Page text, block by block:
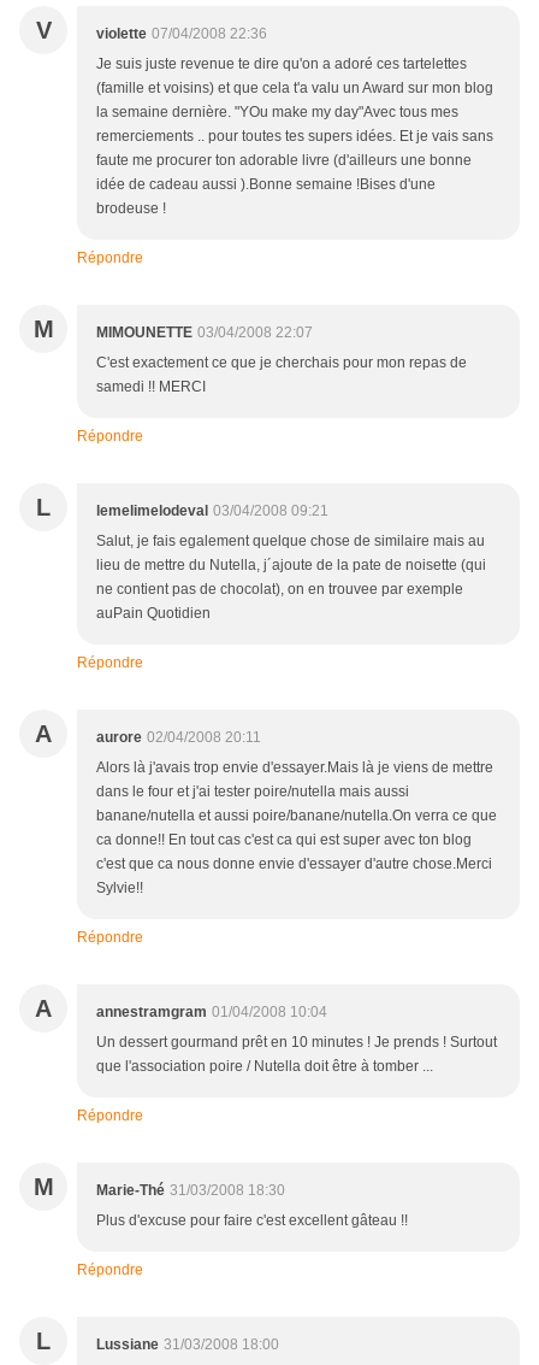
V violette 07/04/2008 22:36
Je suis juste revenue te dire qu'on a adoré ces tartelettes
(famille et voisins) et que cela t'a valu un Award sur mon blog
la semaine dernière. "YOu make my day"Avec tous mes
remerciements .. pour toutes tes supers idées. Et je vais sans
faute me procurer ton adorable livre (d'ailleurs une bonne
idée de cadeau aussi ).Bonne semaine !Bises d'une
brodeuse !
Répondre
M MIMOUNETTE 03/04/2008 22:07
C'est exactement ce que je cherchais pour mon repas de
samedi !! MERCI
Répondre
L lemelimelodeval 03/04/2008 09:21
Salut, je fais egalement quelque chose de similaire mais au
lieu de mettre du Nutella, j´ajoute de la pate de noisette (qui
ne contient pas de chocolat), on en trouvee par exemple
auPain Quotidien
Répondre
A aurore 02/04/2008 20:11
Alors là j'avais trop envie d'essayer.Mais là je viens de mettre
dans le four et j'ai tester poire/nutella mais aussi
banane/nutella et aussi poire/banane/nutella.On verra ce que
ca donne!! En tout cas c'est ca qui est super avec ton blog
c'est que ca nous donne envie d'essayer d'autre chose.Merci
Sylvie!!
Répondre
A annestramgram 01/04/2008 10:04
Un dessert gourmand prêt en 10 minutes ! Je prends ! Surtout
que l'association poire / Nutella doit être à tomber ...
Répondre
M Marie-Thé 31/03/2008 18:30
Plus d'excuse pour faire c'est excellent gâteau !!
Répondre
L Lussiane 31/03/2008 18:00